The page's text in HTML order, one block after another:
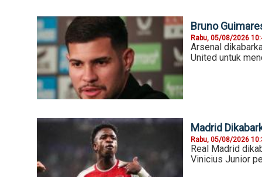
Bruno
Rabu, 05/08/2026
Arsenal
United untuk
Madrid
Rabu, 05/08/2026
Real Madrid
Vinicius Junior